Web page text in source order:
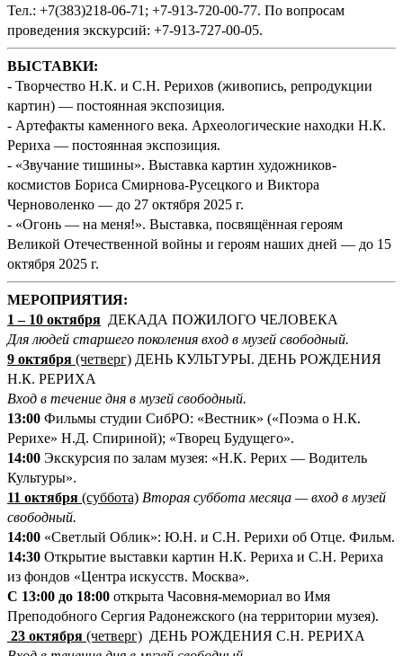
Тел.: +7(383)218-06-71; +7-913-720-00-77. По вопросам
проведения экскурсий: +7-913-727-00-05.
ВЫСТАВКИ:
- Творчество Н.К. и С.Н. Рерихов (живопись, репродукции
картин) — постоянная экспозиция.
- Артефакты каменного века. Археологические находки Н.К.
Рериха — постоянная экспозиция.
- «Звучание тишины». Выставка картин художников-
космистов Бориса Смирнова-Русецкого и Виктора
Черноволенко — до 27 октября 2025 г.
- «Огонь — на меня!». Выставка, посвящённая героям
Великой Отечественной войны и героям наших дней — до 15
октября 2025 г.
МЕРОПРИЯТИЯ:
1–10 октября ДЕКАДА ПОЖИЛОГО ЧЕЛОВЕКА
Для людей старшего поколения вход в музей свободный.
9 октября (четверг) ДЕНЬ КУЛЬТУРЫ. ДЕНЬ РОЖДЕНИЯ
Н.К. РЕРИХА
Вход в течение дня в музей свободный.
13:00 Фильмы студии СибРО: «Вестник» («Поэма о Н.К.
Рерихе» Н.Д. Спириной); «Творец Будущего».
14:00 Экскурсия по залам музея: «Н.К. Рерих — Водитель
Культуры».
11 октября (суббота) Вторая суббота месяца — вход в музей
свободный.
14:00 «Светлый Облик»: Ю.Н. и С.Н. Рерихи об Отце. Фильм.
14:30 Открытие выставки картин Н.К. Рериха и С.Н. Рериха
из фондов «Центра искусств. Москва».
С 13:00 до 18:00 открыта Часовня-мемориал во Имя
Преподобного Сергия Радонежского (на территории музея).
23 октября (четверг) ДЕНЬ РОЖДЕНИЯ С.Н. РЕРИХА